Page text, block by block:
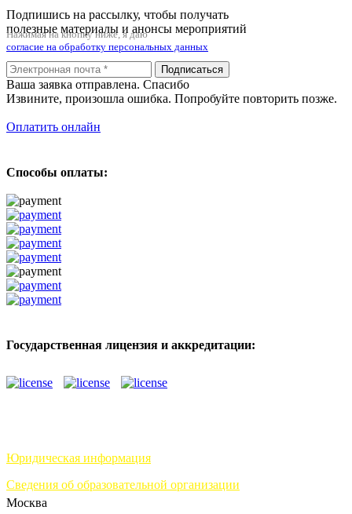
Подпишись на рассылку, чтобы получать
полезные материалы и анонсы мероприятий
Нажимая на кнопку ниже, я даю
согласие на обработку персональных данных
Подписаться
Ваша заявка отправлена. Спасибо
Извините, произошла ошибка. Попробуйте повторить позже.
Оплатить онлайн
Способы оплаты:
Государственная лицензия и аккредитации:
Юридическая информация
Сведения об образовательной организации
Москва